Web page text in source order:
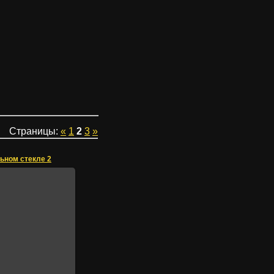
Страницы: « 1 2 3 »
стекле 2